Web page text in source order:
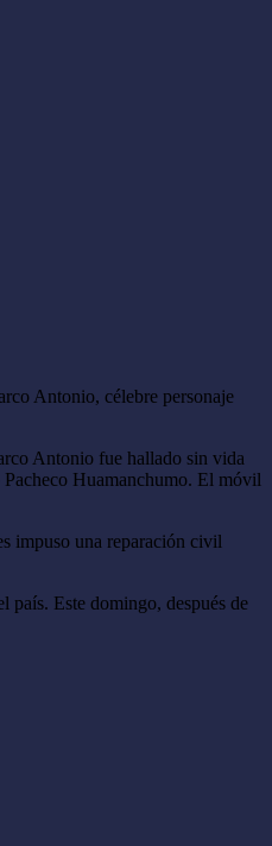
Antonio, célebre personaje
Antonio fue hallado sin vida
Huamanchumo. El móvil
impuso una reparación civil
país.​ Este domingo, después de